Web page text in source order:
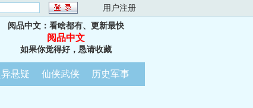
用户注册
阅品中文：看啥都有、更新最快
阅品中文
如果你觉得好，恳请收藏
异悬疑 仙侠武侠 历史军事